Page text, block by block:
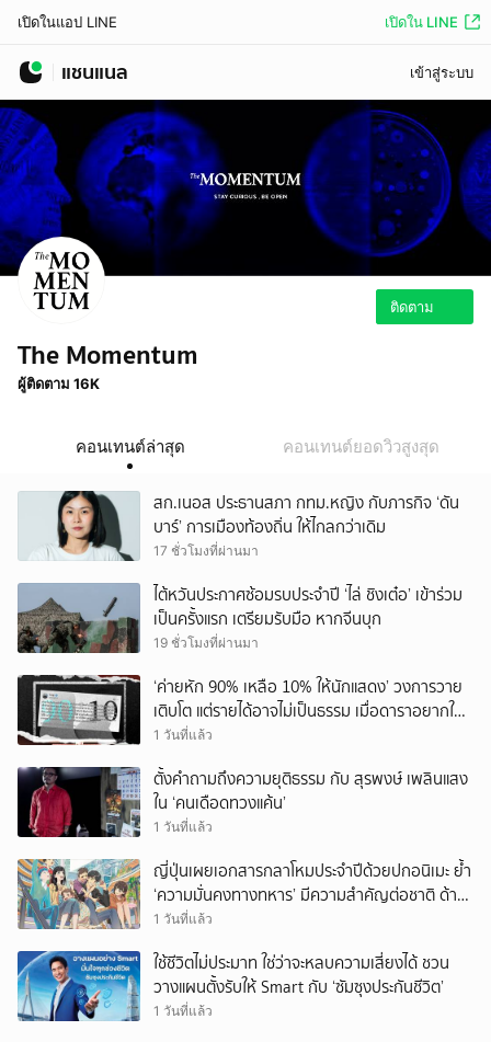
เปิดในแอป LINE เปิดใน LINE
แชนแนล เข้าสู่ระบบ
ติดตาม
The Momentum
ผู้ติดตาม 16K
คอนเทนต์ล่าสุด คอนเทนต์ยอดวิวสูงสุด
สก.เนอส ประธานสภา กทม.หญิง กับภารกิจ ‘ดัน
บาร์’ การเมืองท้องถิ่น ให้ไกลกว่าเดิม
17 ชั่วโมงที่ผ่านมา
ไต้หวันประกาศซ้อมรบประจำปี ‘ไล่ ชิงเต๋อ’ เข้าร่วม
เป็นครั้งแรก เตรียมรับมือ หากจีนบุก
19 ชั่วโมงที่ผ่านมา
‘ค่ายหัก 90% เหลือ 10% ให้นักแสดง’ วงการวาย
เติบโต แต่รายได้อาจไม่เป็นธรรม เมื่อดาราอยากให้มี
‘สัญญามาตรฐาน’
1 วันที่แล้ว
ตั้งคำถามถึงความยุติธรรม กับ สุรพงษ์ เพลินแสง
ใน ‘คนเดือดทวงแค้น’
1 วันที่แล้ว
ญี่ปุ่นเผยเอกสารกลาโหมประจำปีด้วยปกอนิเมะ ย้ำ
‘ความมั่นคงทางทหาร’ มีความสำคัญต่อชาติ ด้าน
จีนเตือน ขออย่าซ้ำรอยประวัติศาสตร์
1 วันที่แล้ว
ใช้ชีวิตไม่ประมาท ใช่ว่าจะหลบความเสี่ยงได้ ชวน
วางแผนตั้งรับให้ Smart กับ ‘ซัมซุงประกันชีวิต’
1 วันที่แล้ว